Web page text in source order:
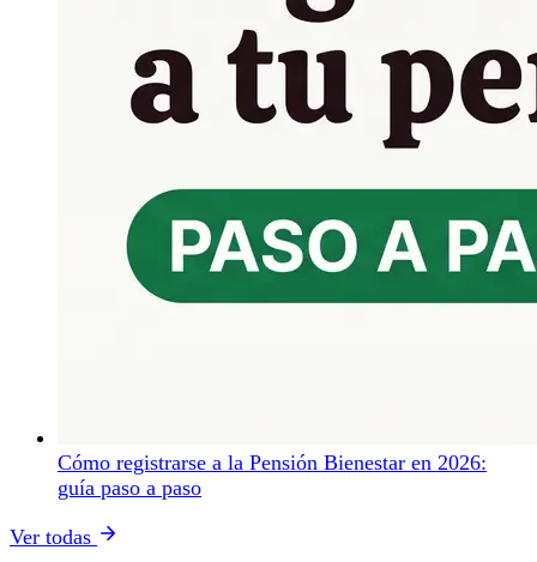
Cómo registrarse a la Pensión Bienestar en 2026:
guía paso a paso
Ver todas